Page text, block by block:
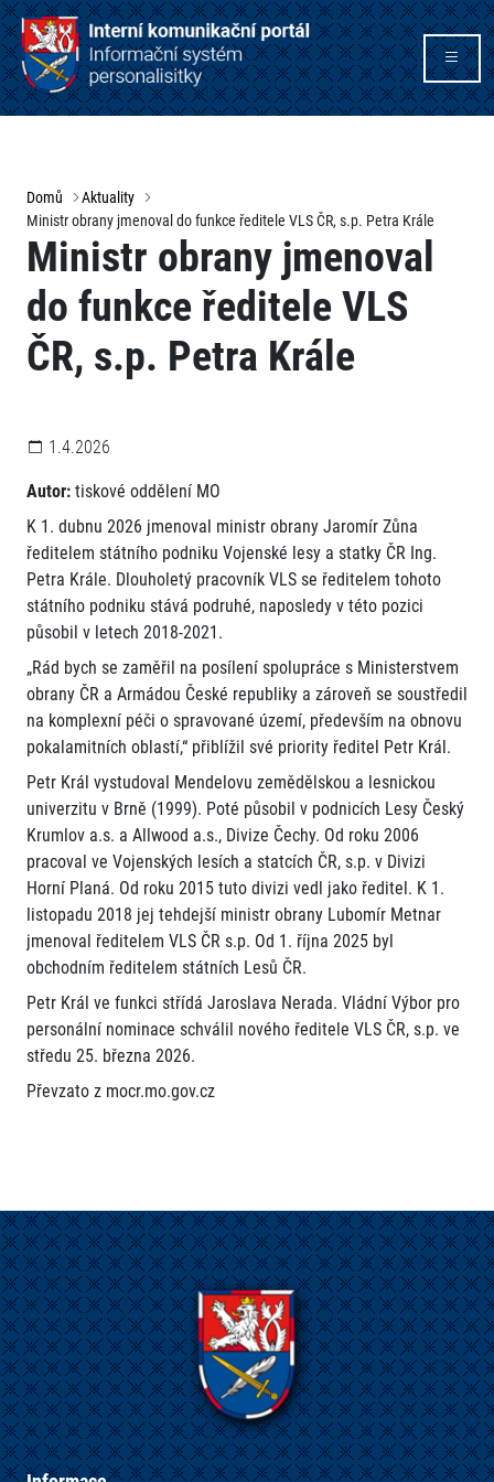
Domů
Aktuality
Ministr obrany jmenoval do funkce ředitele VLS ČR, s.p. Petra Krále
Ministr obrany jmenoval
do funkce ředitele VLS
ČR, s.p. Petra Krále
1.4.2026
Autor: tiskové oddělení MO
K 1. dubnu 2026 jmenoval ministr obrany Jaromír Zůna
ředitelem státního podniku Vojenské lesy a statky ČR Ing.
Petra Krále. Dlouholetý pracovník VLS se ředitelem tohoto
státního podniku stává podruhé, naposledy v této pozici
působil v letech 2018-2021.
„Rád bych se zaměřil na posílení spolupráce s Ministerstvem
obrany ČR a Armádou České republiky a zároveň se soustředil
na komplexní péči o spravované území, především na obnovu
pokalamitních oblastí,“ přiblížil své priority ředitel Petr Král.
Petr Král vystudoval Mendelovu zemědělskou a lesnickou
univerzitu v Brně (1999). Poté působil v podnicích Lesy Český
Krumlov a.s. a Allwood a.s., Divize Čechy. Od roku 2006
pracoval ve Vojenských lesích a statcích ČR, s.p. v Divizi
Horní Planá. Od roku 2015 tuto divizi vedl jako ředitel. K 1.
listopadu 2018 jej tehdejší ministr obrany Lubomír Metnar
jmenoval ředitelem VLS ČR s.p. Od 1. října 2025 byl
obchodním ředitelem státních Lesů ČR.
Petr Král ve funkci střídá Jaroslava Nerada. Vládní Výbor pro
personální nominace schválil nového ředitele VLS ČR, s.p. ve
středu 25. března 2026.
Převzato z mocr.mo.gov.cz